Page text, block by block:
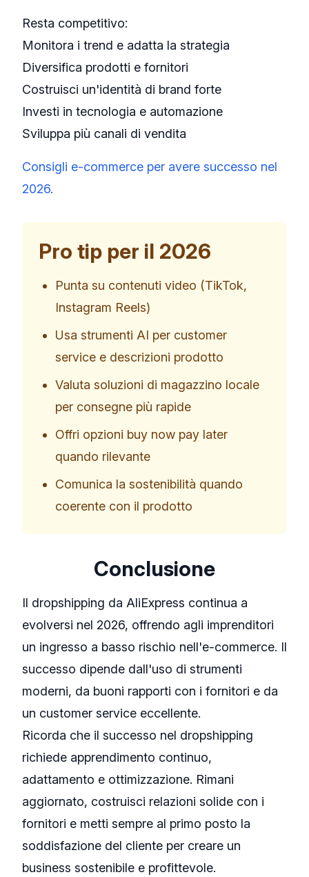
Resta competitivo:
Monitora i trend e adatta la strategia
Diversifica prodotti e fornitori
Costruisci un'identità di brand forte
Investi in tecnologia e automazione
Sviluppa più canali di vendita
Consigli e-commerce per avere successo nel
2026.
Pro tip per il 2026
Punta su contenuti video (TikTok,
Instagram Reels)
Usa strumenti AI per customer
service e descrizioni prodotto
Valuta soluzioni di magazzino locale
per consegne più rapide
Offri opzioni buy now pay later
quando rilevante
Comunica la sostenibilità quando
coerente con il prodotto
Conclusione
Il dropshipping da AliExpress continua a
evolversi nel 2026, offrendo agli imprenditori
un ingresso a basso rischio nell'e-commerce. Il
successo dipende dall'uso di strumenti
moderni, da buoni rapporti con i fornitori e da
un customer service eccellente.
Ricorda che il successo nel dropshipping
richiede apprendimento continuo,
adattamento e ottimizzazione. Rimani
aggiornato, costruisci relazioni solide con i
fornitori e metti sempre al primo posto la
soddisfazione del cliente per creare un
business sostenibile e profittevole.